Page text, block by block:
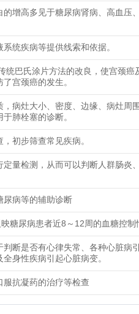
增高多见于糖尿病肾病、高血压
统疾病等提供线索和依据。
统巴氏涂片方法的改良，使宫颈癌
宫颈癌的发生。
病灶大小、密度、边缘、病灶周
肺栓塞的诊断。
初步筛查常见疾病。
量检测，从而可以判断人群肠炎
尿病等的辅助诊断
糖尿病患者近8～12周的血糖控制
断是否有心律失常、各种心脏病
身性疾病引起心脏病变。
服抗凝药的治疗等检查